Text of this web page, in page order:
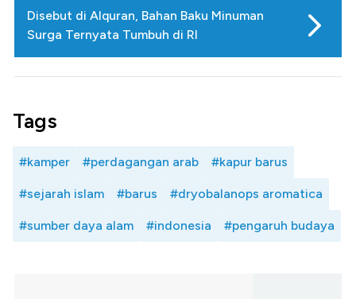
Disebut di Alquran, Bahan Baku Minuman
Surga Ternyata Tumbuh di RI
Tags
#kamper #perdagangan arab #kapur barus
#sejarah islam #barus #dryobalanops aromatica
#sumber daya alam #indonesia #pengaruh budaya